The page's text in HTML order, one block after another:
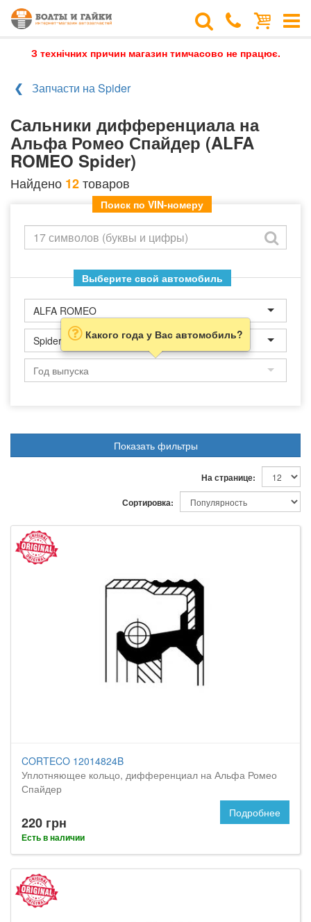
З технічних причин магазин тимчасово не працює.
Запчасти на Spider
Сальники дифференциала на
Альфа Ромео Спайдер (ALFA
ROMEO Spider)
Найдено 12товаров
Поиск по VIN-номеру
Выберите свой автомобиль
ALFA ROMEO
Spider Какого года у Вас автомобиль?
Показать фильтры
На странице:
Сортировка:
CORTECO 12014824B
Уплотняющее кольцо, дифференциал на Альфа Ромео
Спайдер
220 грн
Есть в наличии
Подробнее